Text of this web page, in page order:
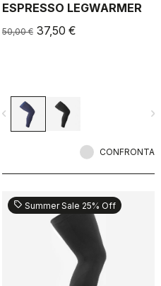
ESPRESSO LEGWARMER
50,00 € 37,50 €
navigate_next
CONFRONTA
sell Summer Sale 25% Off